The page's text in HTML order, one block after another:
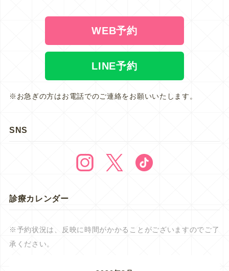
WEB予約
LINE予約
※お急ぎの方はお電話でのご連絡をお願いいたします。
SNS
診療カレンダー
※予約状況は、反映に時間がかかることがございますのでご了
承ください。